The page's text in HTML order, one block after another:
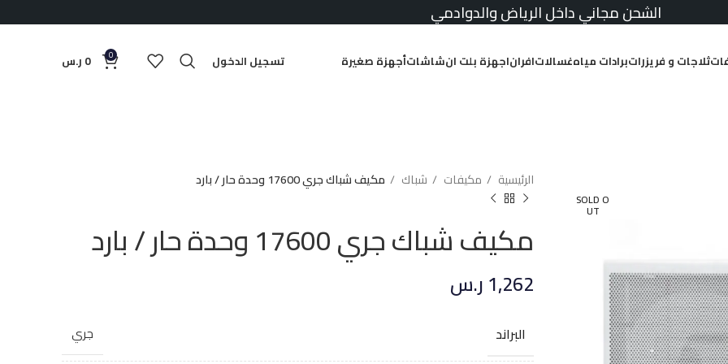
الشحن مجاني داخل الرياض والدوادمي
ثلاجات و فريزراتبرادات مياهغسالاتافراناجهزة بلت انشاشاتأجهزة صغيرة تسجيل الدخول 0
0 ر.س
SOLD O
UT
الرئيسية مكيفات شباك مكيف شباك جري 17600 وحدة حار / بارد
مكيف شباك جري 17600 وحدة حار / بارد
1,262ر.س
البراند جري